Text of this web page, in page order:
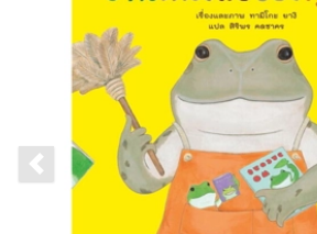
Previous slide